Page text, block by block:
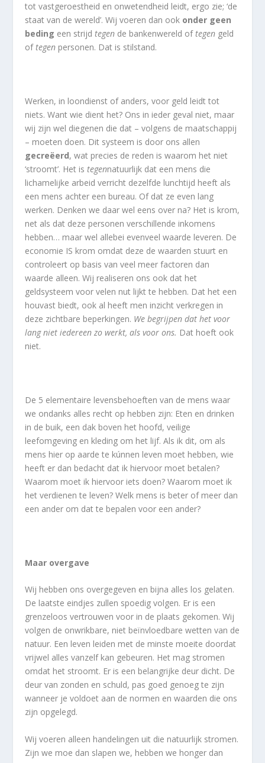
tot vastgeroestheid en onwetendheid leidt, ergo zie; ‘de
staat van de wereld’. Wij voeren dan ook onder geen
beding een strijdtegen de bankenwereld oftegen geld
oftegen personen. Dat is stilstand.
Werken, in loondienst of anders, voor geld leidt tot
niets. Want wie dient het? Ons in ieder geval niet, maar
wij zijn wel diegenen die dat – volgens de maatschappij
– moeten doen. Dit systeem is door ons allen
gecreëerd, wat precies de reden is waarom het niet
‘stroomt’. Het istegennatuurlijk dat een mens die
lichamelijke arbeid verricht dezelfde lunchtijd heeft als
een mens achter een bureau. Of dat ze even lang
werken. Denken we daar wel eens over na? Het is krom,
net als dat deze personen verschillende inkomens
hebben… maar wel allebei evenveel waarde leveren. De
economie IS krom omdat deze de waarden stuurt en
controleert op basis van veel meer factoren dan
waarde alleen. Wij realiseren ons ook dat het
geldsysteem voor velen nut lijkt te hebben. Dat het een
houvast biedt, ook al heeft men inzicht verkregen in
deze zichtbare beperkingen. We begrijpen dat het voor
lang niet iedereen zo werkt, als voor ons. Dat hoeft ook
niet.
De 5 elementaire levensbehoeften van de mens waar
we ondanks alles recht op hebben zijn: Eten en drinken
in de buik, een dak boven het hoofd, veilige
leefomgeving en kleding om het lijf. Als ik dit, om als
mens hier op aarde te kúnnen leven moet hebben, wie
heeft er dan bedacht dat ik hiervoor moet betalen?
Waarom moet ik hiervoor iets doen? Waarom moet ik
het verdienen te leven? Welk mens is beter of meer dan
een ander om dat te bepalen voor een ander?
Maar overgave
Wij hebben ons overgegeven en bijna alles los gelaten.
De laatste eindjes zullen spoedig volgen. Er is een
grenzeloos vertrouwen voor in de plaats gekomen. Wij
volgen de onwrikbare, niet beïnvloedbare wetten van de
natuur. Een leven leiden met de minste moeite doordat
vrijwel alles vanzelf kan gebeuren. Het mag stromen
omdat het stroomt. Er is een belangrijke deur dicht. De
deur van zonden en schuld, pas goed genoeg te zijn
wanneer je voldoet aan de normen en waarden die ons
zijn opgelegd.
Wij voeren alleen handelingen uit die natuurlijk stromen.
Zijn we moe dan slapen we, hebben we honger dan